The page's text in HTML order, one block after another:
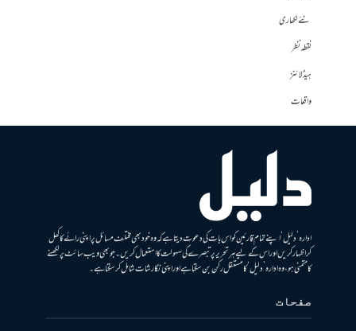
نئے لکھاری
نقطہ نظر
ہیڈلائنز
واقعات
ادارہ ’دلیل‘ اپنے تمام قارئین کو اس بات کی دعوت دیتا ہے کہ وہ خود بھی مختلف مسائل پر اپنی رائے کا کھل
کر اظہار کریں اور اس کے لیے ہر تحریر پر تبصرے کی سہولت کا استعمال کریں۔ جو بھی ویب سائٹ پر لکھنے
کا متمنی ہو، وہ ادارہ ’دلیل‘ کا مستقل رکن بن سکتا ہے اور اپنی نگارشات شامل کرسکتا ہے۔
صفحات